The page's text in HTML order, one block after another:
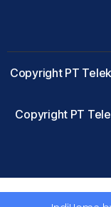
Copyright PT
Copyright PT